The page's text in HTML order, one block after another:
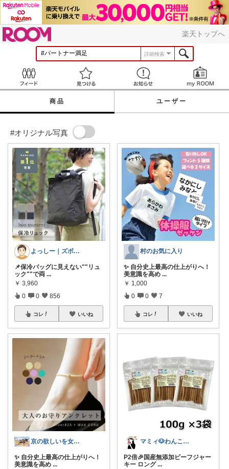
楽天トップへ
詳細検索
見つける お知らせ
商品 ユーザー
#オリジナル写真
よっしー｜ズボラでもおしゃれに整えたい
📌保冷バッグに見えない""リュ
ック""で両 ...
￥ 3,960
0 0 856
コレ いいね
京の欲しいを女性に向けて
✨ 自分史上最高の仕上がりへ！
美意識を高め ...
村のお気に入り
✨ 自分史上最高の仕上がりへ！
美意識を高め ...
￥ 1,000
0 0 7
コレ いいね
マミィ🐶わんこと暮らす｜お得情報係
P2倍🎉国産無添加ビーフジャー
キー ロング ...